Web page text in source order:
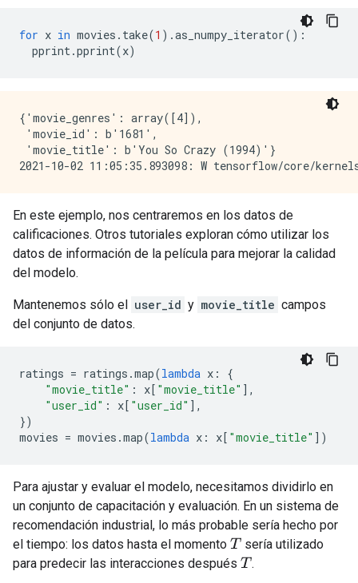
for x in movies . take(1 ).as_numpy_iterator():
pprint.pprint(x)
{'movie_genres': array([4]),
'movie_id': b'1681',
'movie_title': b'You So Crazy (1994)'}
En este ejemplo, nos centraremos en los datos de
calificaciones. Otros tutoriales exploran cómo utilizar los
datos de información de la película para mejorar la calidad
del modelo.
Mantenemos sólo el user_id y movie_title campos
del conjunto de datos.
ratings = ratings .map(lambda x :
{
"movie_title" : x[ "movie_title" ],
"user_id" : x[ "user_id" ],
})
movies = movies .map(lambda x : x[ "movie_title" ])
Para ajustar y evaluar el modelo, necesitamos dividirlo en
un conjunto de capacitación y evaluación. En un sistema de
recomendación industrial, lo más probable sería hecho por
el tiempo: los datos hasta el momento T sería utilizado
para predecir las interacciones después T .